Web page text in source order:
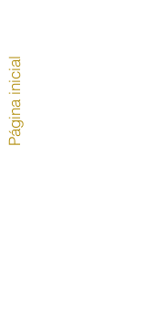
Página inicial